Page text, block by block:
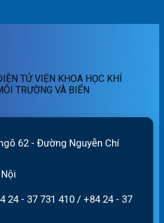
07/8/2026
01h
lũ
06/8/2026
dự
TỬ VIỆN KHOA HỌC KHÍ
TRƯỜNG VÀ BIỂN
62 - Đường Nguyễn Chí
24 - 37 731 410 / +84 24 - 37